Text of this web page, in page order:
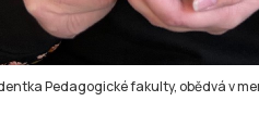
Pedagogické fakulty, obědvá v